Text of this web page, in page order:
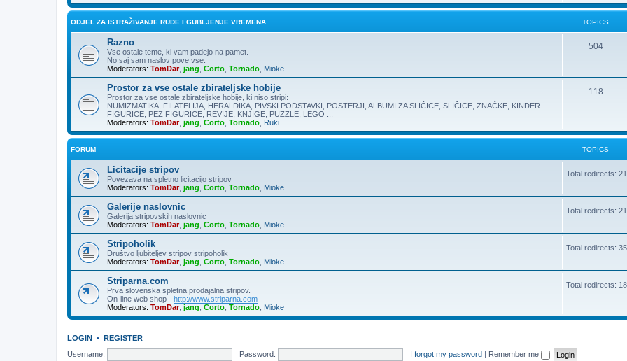
ODJEL ZA ISTRAŽIVANJE RUDE I GUBLJENJE VREMENA TOPICS
Razno
Vse ostale teme, ki vam padejo na pamet.
No saj sam naslov pove vse.
Moderators: TomDar, jang Corto Tornado Mioke
504
Prostor za vse ostale zbirateljske hobije
Prostor za vse ostale zbirateljske hobije, ki niso stripi:
NUMIZMATIKA, FILATELIJA, HERALDIKA, PIVSKI PODSTAVKI, POSTERJI, ALBUMI ZA SLIČICE, SLIČICE, ZNAČKE, KINDER
FIGURICE, PEZ FIGURICE, REVIJE, KNJIGE, PUZZLE, LEGO ...
Moderators: TomDar, jang Corto Tornado Ruki
118
FORUM TOPICS
Licitacije stripov
Povezava na spletno licitacijo stripov
Moderators: TomDar, jang Corto Tornado Mioke
Total redirects:
Galerije naslovnic
Galerija stripovskih naslovnic
Moderators: TomDar, jang Corto Tornado Mioke
Total redirects:
Stripoholik
Društvo ljubiteljev stripov stripoholik
Moderators: TomDar, jang Corto Tornado Mioke
Total redirects:
Striparna.com
Prva slovenska spletna prodajalna stripov.
On-line web shop - http://www.striparna.com
Moderators: TomDar, jang Corto Tornado Mioke
Total redirects:
LOGIN • REGISTER
Username:
Password: I forgot my password | Remember me